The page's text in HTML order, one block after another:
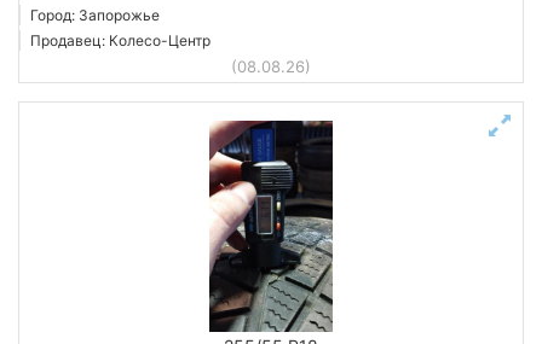
Город: Запорожье
Продавец: Колесо-Центр
(08.08.26)